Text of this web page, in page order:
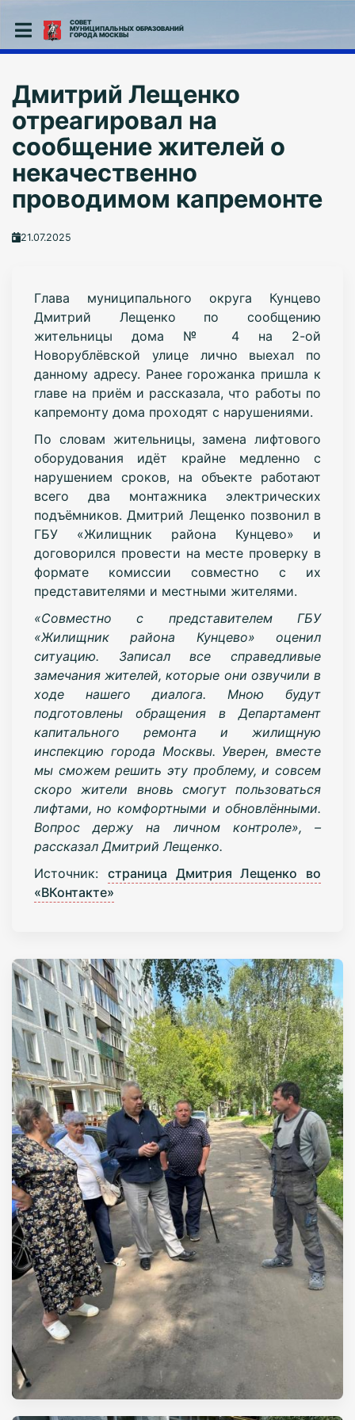
СОВЕТ
МУНИЦИПАЛЬНЫХ ОБРАЗОВАНИЙ
ГОРОДА МОСКВЫ
Дмитрий Лещенко
отреагировал на
сообщение жителей о
некачественно
проводимом капремонте
21.07.2025
Глава муниципального округа Кунцево
Дмитрий Лещенко по сообщению
жительницы дома № 4 на 2-ой
Новорублёвской улице лично выехал по
данному адресу. Ранее горожанка пришла к
главе на приём и рассказала, что работы по
капремонту дома проходят с нарушениями.
По словам жительницы, замена лифтового
оборудования идёт крайне медленно с
нарушением сроков, на объекте работают
всего два монтажника электрических
подъёмников. Дмитрий Лещенко позвонил в
ГБУ «Жилищник района Кунцево» и
договорился провести на месте проверку в
формате комиссии совместно с их
представителями и местными жителями.
«Совместно с представителем ГБУ
«Жилищник района Кунцево» оценил
ситуацию. Записал все справедливые
замечания жителей, которые они озвучили в
ходе нашего диалога. Мною будут
подготовлены обращения в Департамент
капитального ремонта и жилищную
инспекцию города Москвы. Уверен, вместе
мы сможем решить эту проблему, и совсем
скоро жители вновь смогут пользоваться
лифтами, но комфортными и обновлёнными.
Вопрос держу на личном контроле», –
рассказал Дмитрий Лещенко.
Источник: страница Дмитрия Лещенко во
«ВКонтакте»